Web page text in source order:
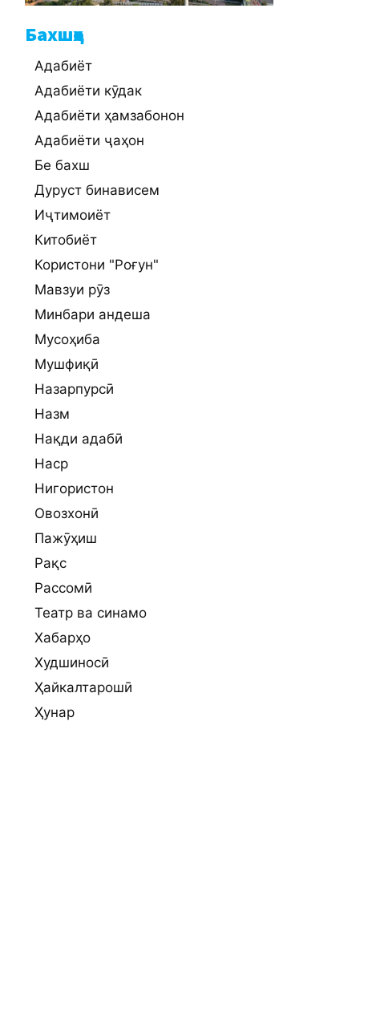
Бахшҳо
Адабиёт
Адабиёти кӯдак
Адабиёти ҳамзабонон
Адабиёти ҷаҳон
Бе бахш
Дуруст бинависем
Иҷтимоиёт
Китобиёт
Користони "Роғун"
Мавзуи рӯз
Минбари андеша
Мусоҳиба
Мушфиқӣ
Назарпурсӣ
Назм
Нақди адабӣ
Наср
Нигористон
Овозхонӣ
Пажӯҳиш
Рақс
Рассомӣ
Театр ва синамо
Хабарҳо
Худшиносӣ
Ҳайкалтарошӣ
Ҳунар